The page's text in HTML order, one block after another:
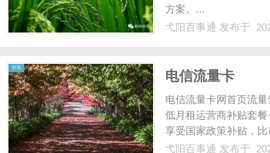
方案。...
弋阳百事通 发布于
资讯
电信流量卡
电信流量卡网首页流
低月租运营商补贴套
享受国家政策补贴，
限流量"为虚假信息，
弋阳百事通 发布于